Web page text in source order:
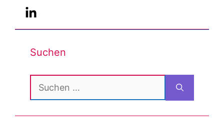
Suchen
Suchen
nach: